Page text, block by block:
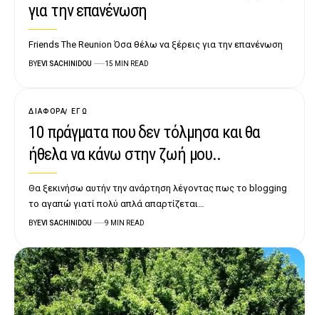
για την επανένωση
Friends The Reunion Όσα θέλω να ξέρεις για την επανένωση
BYEVI SACHINIDOU 15 MIN READ
ΔΙΆΦΟΡΑ ΕΓΏ
10 πράγματα που δεν τόλμησα και θα
ήθελα να κάνω στην ζωή μου..
Θα ξεκινήσω αυτήν την ανάρτηση λέγοντας πως το blogging
το αγαπώ γιατί πολύ απλά απαρτίζεται…
BYEVI SACHINIDOU 9 MIN READ